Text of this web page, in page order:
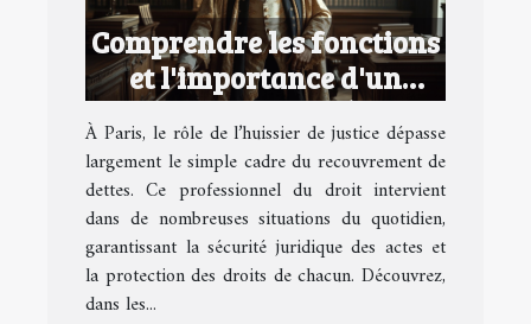
Comprendre les fonctions
et l'importance d'un
huissier de justice à Paris
À Paris, le rôle de l’huissier de justice dépasse
largement le simple cadre du recouvrement de
dettes. Ce professionnel du droit intervient
dans de nombreuses situations du quotidien,
garantissant la sécurité juridique des actes et
la protection des droits de chacun. Découvrez,
dans les...